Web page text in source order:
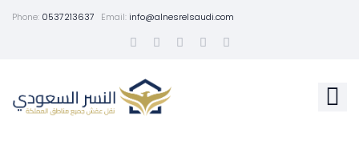
Phone: 0537213637 Email:info@alnesrelsaudi.com